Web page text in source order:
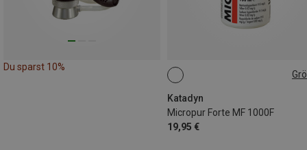
Du sparst 10%
Katadyn
Micropur Forte MF 1000F
19,95 €
ONE SIZE